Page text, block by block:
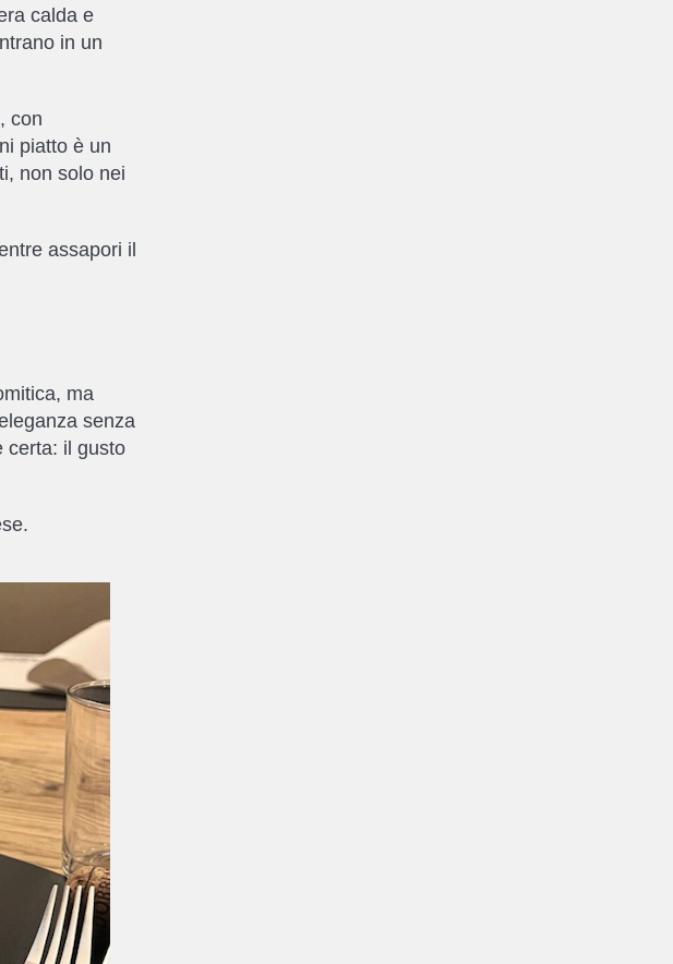
calda e
in un
con
piatto è un
non solo nei
assapori il
ma
senza
certa: il gusto